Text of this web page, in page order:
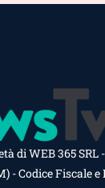
di WEB 365
- Codice Fiscale